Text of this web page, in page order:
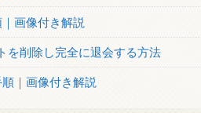
画像付き解説
を削除し完全に退会する方法
｜画像付き解説